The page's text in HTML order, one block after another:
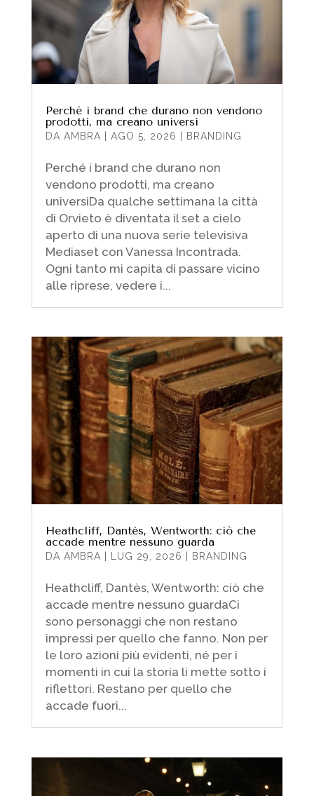
Perché i brand che durano non vendono
prodotti, ma creano universi
DA AMBRA AGO 5, 2026 BRANDING
Perché i brand che durano non
vendono prodotti, ma creano
universiDa qualche settimana la città
di Orvieto è diventata il set a cielo
aperto di una nuova serie televisiva
Mediaset con Vanessa Incontrada.
Ogni tanto mi capita di passare vicino
alle riprese, vedere i...
Heathcliff, Dantès, Wentworth: ciò che
accade mentre nessuno guarda
DA AMBRA LUG 29, 2026 BRANDING
Heathcliff, Dantès, Wentworth: ciò che
accade mentre nessuno guardaCi
sono personaggi che non restano
impressi per quello che fanno. Non per
le loro azioni più evidenti, né per i
momenti in cui la storia li mette sotto i
riflettori. Restano per quello che
accade fuori...